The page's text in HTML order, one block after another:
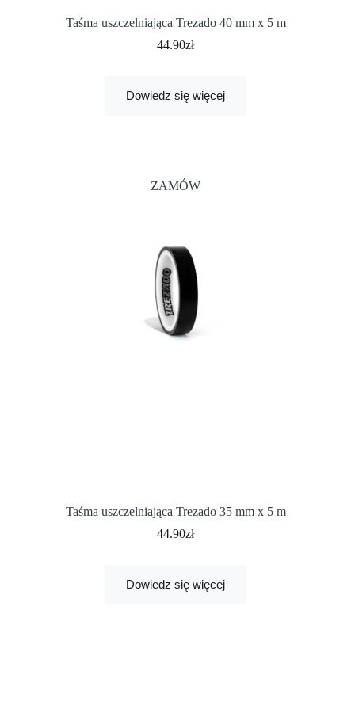
Taśma uszczelniająca Trezado 40 mm x 5 m
44.90zł
Dowiedz się więcej
ZAMÓW
Taśma uszczelniająca Trezado 35 mm x 5 m
44.90zł
Dowiedz się więcej